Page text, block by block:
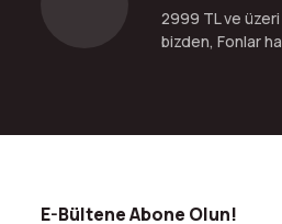
2999 TL ve
bizden, Fonlar
E-Bültene Abone Olun!